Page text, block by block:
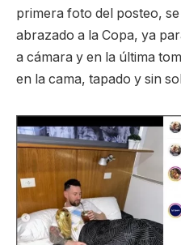
primera foto del posteo,
abrazado a la Copa, ya
a cámara y en la última
en la cama, tapado y sin